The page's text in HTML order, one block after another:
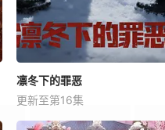
凛冬下的罪恶
更新至第16集